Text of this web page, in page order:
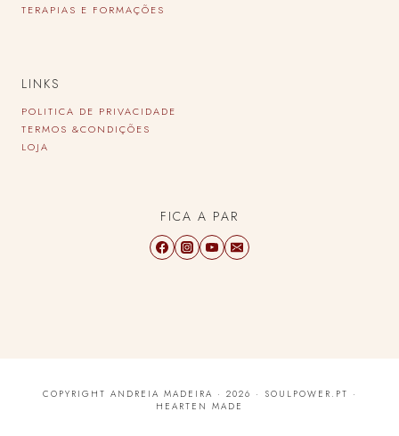
TERAPIAS E FORMAÇÕES
LINKS
POLITICA DE PRIVACIDADE
TERMOS &CONDIÇÕES
LOJA
FICA A PAR
COPYRIGHT ANDREIA MADEIRA · 2026 · SOULPOWER.PT ·
HEARTEN MADE